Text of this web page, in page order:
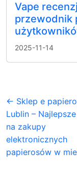
Vape
przewodnik
2025-11-14
← Sklep e
Lublin –
na zakupy
elektronicznych
papierosów w